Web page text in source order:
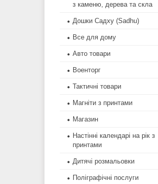
з каменю, дерева та скла
Дошки Садху (Sadhu)
Все для дому
Авто товари
Военторг
Тактичні товари
Магніти з принтами
Магазин
Настінні календарі на рік з
принтами
Дитячі розмальовки
Поліграфічні послуги